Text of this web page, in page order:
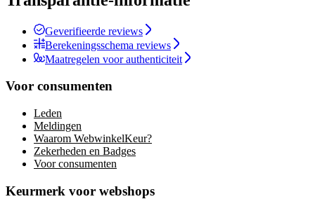
Geverifieerde reviews
Berekeningsschema reviews
Maatregelen voor authenticiteit
Voor consumenten
Leden
Meldingen
Waarom WebwinkelKeur?
Zekerheden en Badges
Voor consumenten
Keurmerk voor webshops